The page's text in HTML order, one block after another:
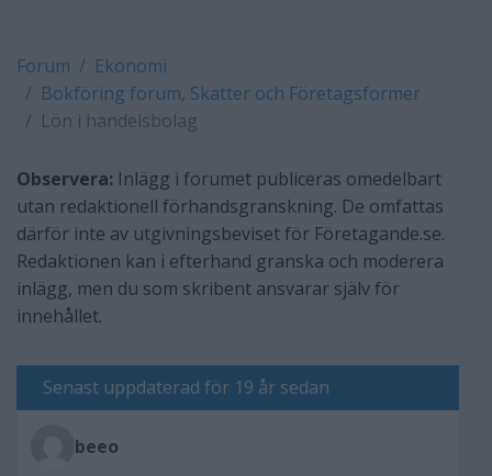
Forum
Ekonomi
Bokföring forum, Skatter och Företagsformer
Lön i handelsbolag
Observera: Inlägg i forumet publiceras omedelbart
utan redaktionell förhandsgranskning. De omfattas
därför inte av utgivningsbeviset för Företagande.se.
Redaktionen kan i efterhand granska och moderera
inlägg, men du som skribent ansvarar själv för
innehållet.
Senast uppdaterad för 19 år sedan
beeo